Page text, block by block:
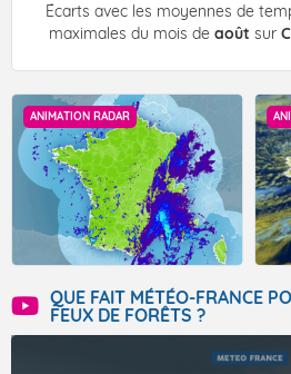
Écarts avec les moyennes de
maximales du mois de août sur
ANIMATION RADAR
QUE FAIT MÉTÉO-FRANCE
FEUX DE FORÊTS ?